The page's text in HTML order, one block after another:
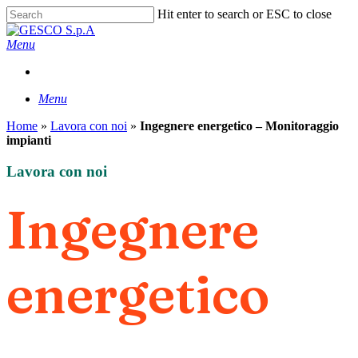
Skip
to
main
Hit enter to search or ESC to close
Close
Search
Menu
Menu
Home » Lavora con noi » Ingegnere energetico – Monitoraggio
impianti
Lavora con noi
Ingegnere
energetico